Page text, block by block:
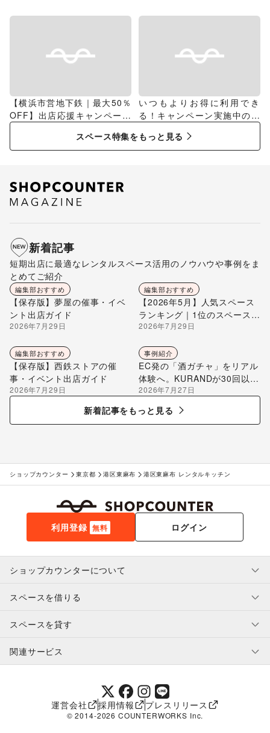
【横浜市営地下鉄｜最大50％
OFF】出店応援キャンペーン
特集
いつもよりお得に利用でき
る！キャンペーン実施中のス
スペース特集をもっと見る
新着記事
短期出店に最適なレンタルスペース活用のノウハウや事例をま
とめてご紹介
編集部おすすめ
【保存版】夢屋の催事・イベ
ント出店ガイド
2026年7月29日
編集部おすすめ
【2026年5月】人気スペース
ランキング｜1位のスペースを
編集部が解説
2026年7月29日
編集部おすすめ
【保存版】西鉄ストアの催
事・イベント出店ガイド
2026年7月29日
事例紹介
EC発の「酒ガチャ」をリアル
体験へ。KURANDが30回以上
のポップアップ出店で届け
る“新しいお酒との出会い”
2026年7月27日
新着記事をもっと見る
ショップカウンター 東京都 港区東麻布 港区東麻布 レンタルキッチン
利用登録 無料 ログイン
ショップカウンターについて
利用規約・ガイドライン
特定商取引法に基づく表示
補償プログラム
スペースを借りる
スペースを借りたい人へ
ユーザー利用規約
提携パートナー
スペースを貸す
スペースを貸したい方へ
オーナー利用規約
関連サービス
SHOPCOUNTER MAGAZINE
ショップカウンターエンタープライズ
ショップカウンター常設
運営会社 採用情報 プレスリリース
© 2014-2026 COUNTERWORKS Inc.